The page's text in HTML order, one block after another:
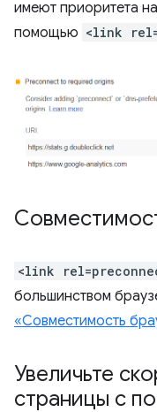
имеют приоритета
помощью <link
<link
большинством
«Совместимость
Увеличьте
страницы с